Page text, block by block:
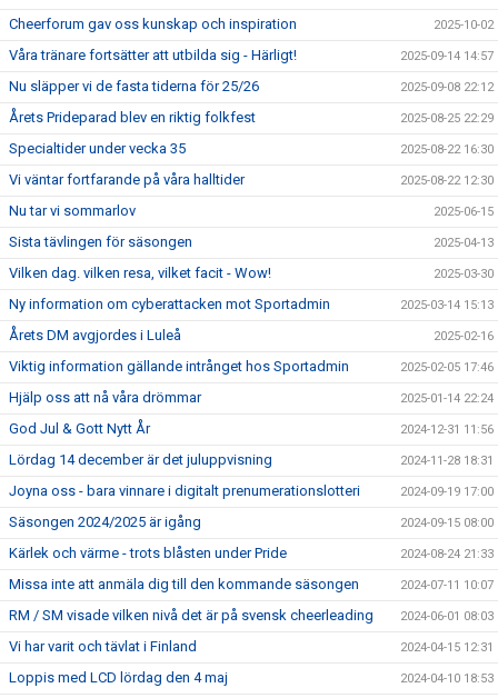
Cheerforum gav oss kunskap och inspiration 2025-10-02
Våra tränare fortsätter att utbilda sig - Härligt! 2025-09-14 14:57
Nu släpper vi de fasta tiderna för 25/26 2025-09-08 22:12
Årets Prideparad blev en riktig folkfest 2025-08-25 22:29
Specialtider under vecka 35 2025-08-22 16:30
Vi väntar fortfarande på våra halltider 2025-08-22 12:30
Nu tar vi sommarlov 2025-06-15
Sista tävlingen för säsongen 2025-04-13
Vilken dag. vilken resa, vilket facit - Wow! 2025-03-30
Ny information om cyberattacken mot Sportadmin 2025-03-14 15:13
Årets DM avgjordes i Luleå 2025-02-16
Viktig information gällande intrånget hos Sportadmin 2025-02-05 17:46
Hjälp oss att nå våra drömmar 2025-01-14 22:24
God Jul & Gott Nytt År 2024-12-31 11:56
Lördag 14 december är det juluppvisning 2024-11-28 18:31
Joyna oss - bara vinnare i digitalt prenumerationslotteri 2024-09-19 17:00
Säsongen 2024/2025 är igång 2024-09-15 08:00
Kärlek och värme - trots blåsten under Pride 2024-08-24 21:33
Missa inte att anmäla dig till den kommande säsongen 2024-07-11 10:07
RM / SM visade vilken nivå det är på svensk cheerleading 2024-06-01 08:03
Vi har varit och tävlat i Finland 2024-04-15 12:31
Loppis med LCD lördag den 4 maj 2024-04-10 18:53